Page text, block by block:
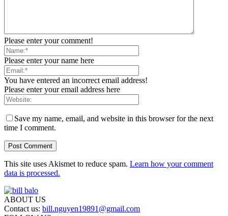
Please enter your comment!
Please enter your name here
You have entered an incorrect email address!
Please enter your email address here
Save my name, email, and website in this browser for the next
time I comment.
This site uses Akismet to reduce spam. Learn how your comment
data is processed.
ABOUT US
Contact us: bill.nguyen19891@gmail.com